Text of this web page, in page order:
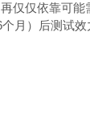
仅仅依靠可能
个月）后测试